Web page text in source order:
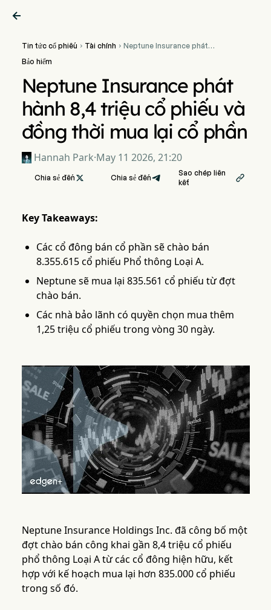

Tin tức cổ phiếu  Tài chính  Neptune Insurance phát
Bảo hiểm
Neptune Insurance phát
hành 8,4 triệu cổ phiếu và
đồng thời mua lại cổ phần
Hannah Park·May 11 2026, 21:20
Chia sẻ đến  Chia sẻ đến
Sao chép liên
kết

Key Takeaways:
Các cổ đông bán cổ phần sẽ chào bán
8.355.615 cổ phiếu Phổ thông Loại A.
Neptune sẽ mua lại 835.561 cổ phiếu từ đợt
chào bán.
Các nhà bảo lãnh có quyền chọn mua thêm
1,25 triệu cổ phiếu trong vòng 30 ngày.
Neptune Insurance Holdings Inc. đã công bố một
đợt chào bán công khai gần 8,4 triệu cổ phiếu
phổ thông Loại A từ các cổ đông hiện hữu, kết
hợp với kế hoạch mua lại hơn 835.000 cổ phiếu
trong số đó.